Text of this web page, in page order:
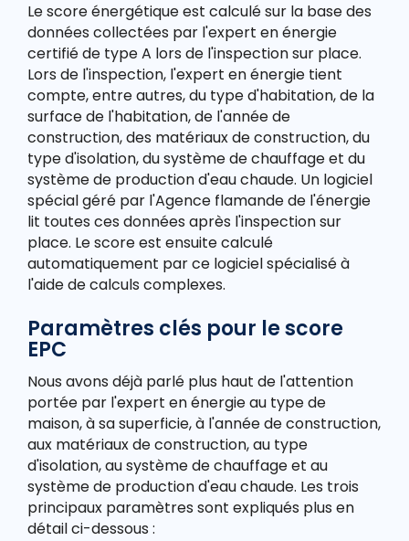
Le score énergétique est calculé sur la base des
données collectées par l'expert en énergie
certifié de type A lors de l'inspection sur place.
Lors de l'inspection, l'expert en énergie tient
compte, entre autres, du type d'habitation, de la
surface de l'habitation, de l'année de
construction, des matériaux de construction, du
type d'isolation, du système de chauffage et du
système de production d'eau chaude. Un logiciel
spécial géré par l'Agence flamande de l'énergie
lit toutes ces données après l'inspection sur
place. Le score est ensuite calculé
automatiquement par ce logiciel spécialisé à
l'aide de calculs complexes.
Paramètres clés pour le score
EPC
Nous avons déjà parlé plus haut de l'attention
portée par l'expert en énergie au type de
maison, à sa superficie, à l'année de construction,
aux matériaux de construction, au type
d'isolation, au système de chauffage et au
système de production d'eau chaude. Les trois
principaux paramètres sont expliqués plus en
détail ci-dessous :